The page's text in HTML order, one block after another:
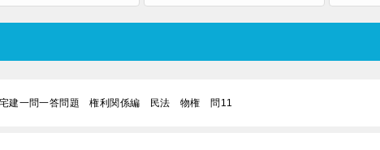
宅建一問一答問題 権利関係編 民法 物権 問11